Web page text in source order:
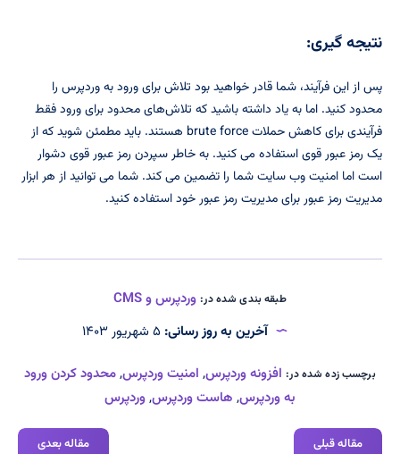
نتیجه گیری:
پس از این فرآیند، شما قادر خواهید بود تلاش برای ورود به وردپرس را
محدود کنید. اما به یاد داشته باشید که تلاش‌های محدود برای ورود فقط
فرآیندی برای کاهش حملات brute force هستند. باید مطمئن شوید که از
یک رمز عبور قوی استفاده می کنید. به خاطر سپردن رمز عبور قوی دشوار
است اما امنیت وب سایت شما را تضمین می کند. شما می توانید از هر ابزار
مدیریت رمز عبور برای مدیریت رمز عبور خود استفاده کنید.
طبقه بندی شده در: وردپرس و CMS
آخرین به روز رسانی:
برچسب زده شده در: افزونه وردپرس, امنیت وردپرس,محدود کردن ورود
به وردپرس, هاست وردپرس,وردپرس
مقاله قبلی مقاله بعدی